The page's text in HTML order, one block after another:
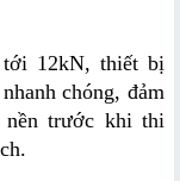
12kN, thiết bị
chóng, đảm
nền trước khi thi